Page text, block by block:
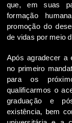
que, em suas
formação
promoção do
de vidas por meio
Após agradecer a
no primeiro
para os
qualificarmos o
graduação e
existência, bem